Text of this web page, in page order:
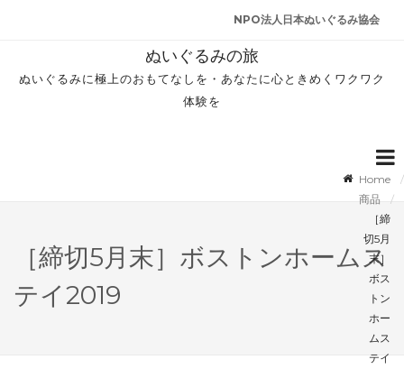
NPO法人日本ぬいぐるみ協会
ぬいぐるみの旅
ぬいぐるみに極上のおもてなしを・あなたに心ときめくワクワク
体験を
［締切5月末］ボストンホームス
テイ2019
Home
商品
［締
切5月
末］
ボス
トン
ホー
ムス
テイ